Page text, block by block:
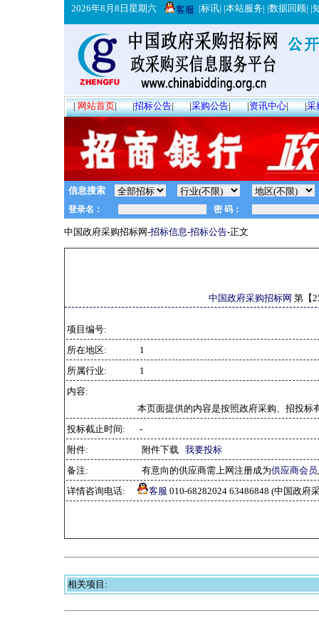
2026年8月8日星期六 客服 |标讯| |本站服务| |数据回顾| |
|网站首页| |招标公告| |采购公告| |资讯中心| |采
信息搜索
中国政府采购招标网-招标信息-招标公告-正文
中国政府采购招标网 第【
项目编号:
所在地区:
1
所属行业:
1
内容:
本页面提供的内容是按照政府采购、招投标
投标截止时间:
-
附件:
附件下载 我要投标
备注:
有意向的供应商需上网注册成为供应商会员
详情咨询电话:
客服 010-68282024 63486848 (中国政府
相关项目: